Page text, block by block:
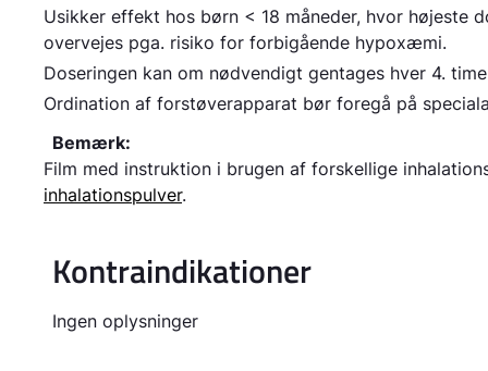
Usikker effekt hos børn < 18 måneder, hvor højeste
overvejes pga. risiko for forbigående hypoxæmi.
Doseringen kan om nødvendigt gentages hver 4.
Ordination af forstøverapparat bør foregå på
Bemærk:
Film med instruktion i brugen af forskellige
inhalationspulver.
Kontraindikationer
Ingen oplysninger